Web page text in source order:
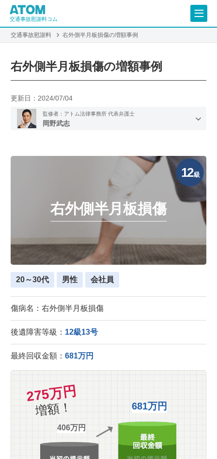
交通事故慰謝料コム
交通事故慰謝料 右外側半月板損傷の増額事例
右外側半月板損傷の増額事例
更新日： 2024/07/04
監修者：アトム法律事務所 代表弁護士
岡野武志
12級
右外側半月板損傷
20～30代 男性 会社員
傷病名：右外側半月板損傷
後遺障害等級： 12級13号
最終回収金額：681万円
275万円
増額！
406万円
681万円